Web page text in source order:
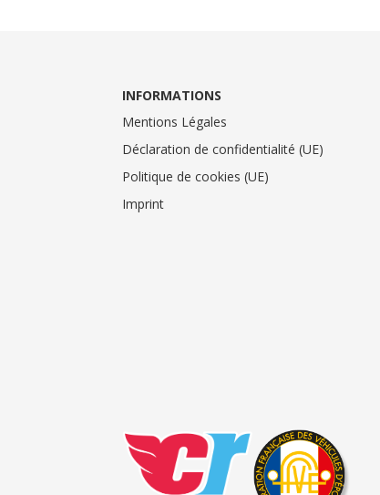
INFORMATIONS
Mentions Légales
Déclaration de confidentialité (UE)
Politique de cookies (UE)
Imprint